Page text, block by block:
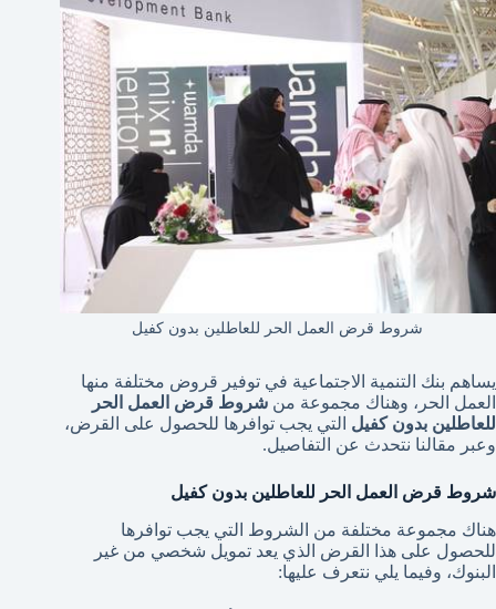
شروط قرض العمل الحر للعاطلين بدون كفيل
يساهم بنك التنمية الاجتماعية في توفير قروض مختلفة منها
العمل الحر، وهناك مجموعة من شروط قرض العمل الحر
للعاطلين بدون كفيل التي يجب توافرها للحصول على القرض،
وعبر مقالنا نتحدث عن التفاصيل.
شروط قرض العمل الحر للعاطلين بدون كفيل
هناك مجموعة مختلفة من الشروط التي يجب توافرها
للحصول على هذا القرض الذي يعد تمويل شخصي من غير
البنوك، وفيما يلي نتعرف عليها: